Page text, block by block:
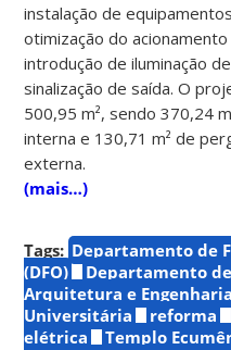
instalação de
otimização do
introdução de iluminação
sinalização de saída. O
500,95 m², sendo 370,24
interna e 130,71 m² de
externa.
(mais…)
Tags: Departamento de
(DFO)
Departamento
Arquitetura e Engenharia
Universitária
reforma
elétrica
Templo